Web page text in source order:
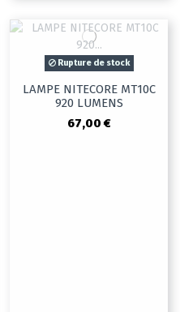
Rupture de stock
LAMPE NITECORE MT10C
920 LUMENS
67,00 €